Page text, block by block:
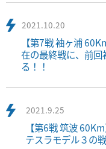
2021.10.20
【第7戦 袖ヶ浦
在の最終戦に、前回
る！！
2021.9.25
【第6戦 筑波
テスラモデル３の